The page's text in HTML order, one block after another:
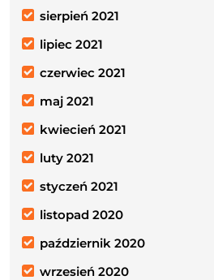
sierpień 2021
lipiec 2021
czerwiec 2021
maj 2021
kwiecień 2021
luty 2021
styczeń 2021
listopad 2020
październik 2020
wrzesień 2020